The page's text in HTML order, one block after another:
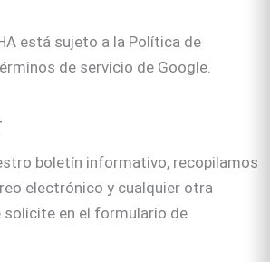
está sujeto a la Política de
de servicio de Google.
boletín informativo, recopilamos
electrónico y cualquier otra
en el formulario de